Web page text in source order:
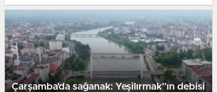
Çarşamba’da sağanak: Yeşilırmak’’ın debisi